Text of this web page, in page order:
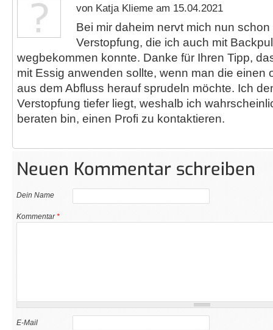
von Katja Klieme am 15.04.2021
Bei mir daheim nervt mich nun
Verstopfung, die ich auch mit
wegbekommen konnte. Danke für Ihren Tipp,
mit Essig anwenden sollte, wenn man die einen
aus dem Abfluss herauf sprudeln möchte. Ich
Verstopfung tiefer liegt, weshalb ich
beraten bin, einen Profi zu kontaktieren.
Neuen Kommentar schreiben
Dein Name
Kommentar*
E-Mail